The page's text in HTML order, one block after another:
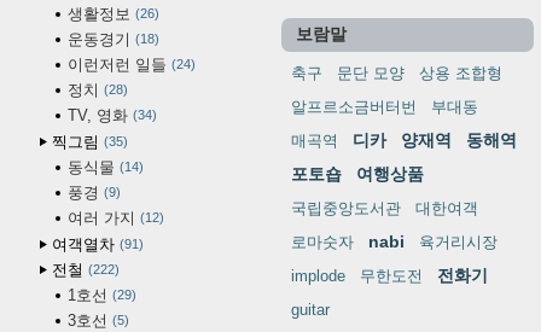
생활정보 26
운동경기 18
이런저런 일들 24
정치 28
TV, 영화 34
찍그림 35
동식물 14
풍경 9
여러 가지 12
여객열차 91
전철 222
1호선 29
3호선 5
보람말
축구 문단 모양
상용 조합형
알프르소금버터번
부대동
매곡역
디카 양재역
동해역
포토숍
여행상품
국립중앙도서관
대한여객
로마숫자
nabi
육거리시장
implode
무한도전 전화기
guitar